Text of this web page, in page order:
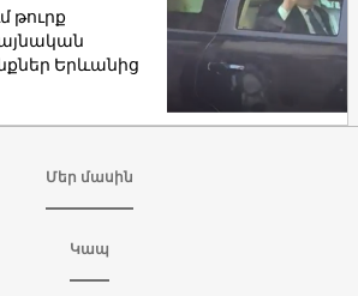
թուրք
Երևանից
Մեր մասին
Կապ